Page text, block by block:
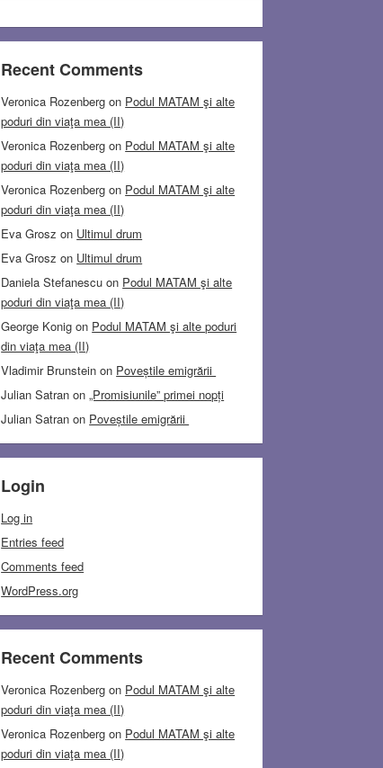
Recent Comments
Veronica Rozenberg on Podul MATAM şi alte
poduri din viaţa mea (II)
Veronica Rozenberg on Podul MATAM şi alte
poduri din viaţa mea (II)
Veronica Rozenberg on Podul MATAM şi alte
poduri din viaţa mea (II)
Eva Grosz on Ultimul drum
Eva Grosz on Ultimul drum
Daniela Stefanescu on Podul MATAM şi alte
poduri din viaţa mea (II)
George Konig on Podul MATAM şi alte poduri
din viaţa mea (II)
Vladimir Brunstein on Poveștile emigrării
Julian Satran on„Promisiunile” primei nopți
Julian Satran on Poveștile emigrării
Login
Log in
Entries feed
Comments feed
WordPress.org
Recent Comments
Veronica Rozenberg on Podul MATAM şi alte
poduri din viaţa mea (II)
Veronica Rozenberg on Podul MATAM şi alte
poduri din viaţa mea (II)